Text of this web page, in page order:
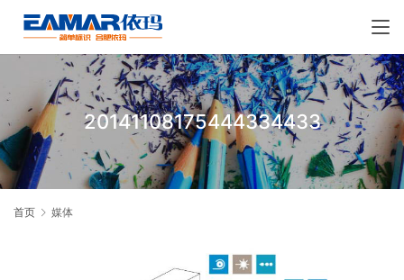
20141108175444334433
首页 媒体